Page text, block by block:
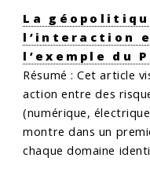
La
l’interaction
l’exemple du
Résumé :Cet article
action entre des
(numérique,
montre dans un
chaque domaine